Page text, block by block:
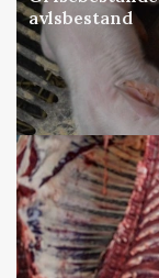
avlsbestand